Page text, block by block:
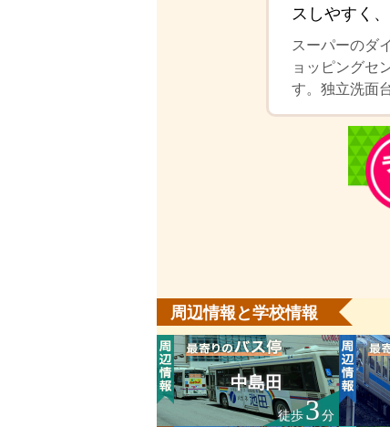
スしやすく
スーパーのダ
ョッピングセ
す。独立洗面
周辺情報と学校情報
中島田
徒歩3分